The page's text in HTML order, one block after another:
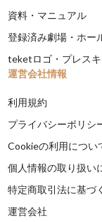
資料・マニュアル
登録済み劇場・ホー
teketロゴ・プレスキ
運営会社情報
利用規約
プライバシーポリシ
Cookieの利用につい
個人情報の取り扱い
特定商取引法に基づ
運営会社